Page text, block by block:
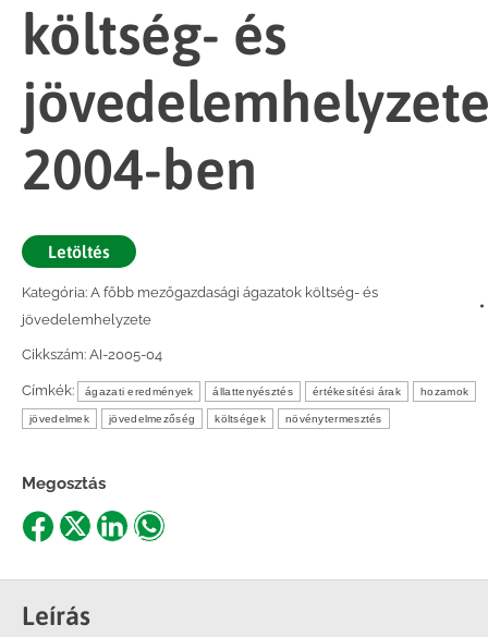
költség- és
2004-ben
Letöltés
Kategória: A főbb mezőgazdasági ágazatok költség- és
jövedelemhelyzete
Cikkszám: AI-2005-04
Címkék: ágazati eredmények állattenyésztés értékesítési árak hozamok
jövedelmek jövedelmezőség költségek növénytermesztés
Megosztás
Share
Facebook
Share
X
ShareShare
Leírás